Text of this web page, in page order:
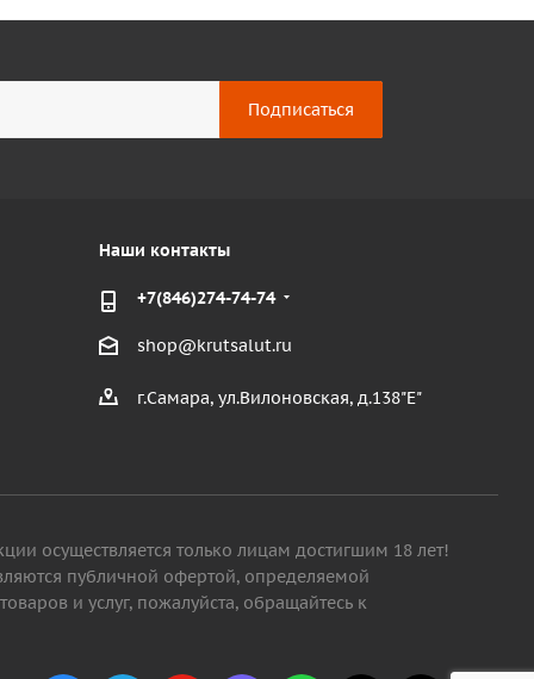
Наши контакты
+7(846)274-74-74
shop@krutsalut.ru
г.Самара, ул.Вилоновская, д.138"Е"
осуществляется только лицам достигшим 18 лет!
публичной офертой, определяемой
и услуг, пожалуйста, обращайтесь к